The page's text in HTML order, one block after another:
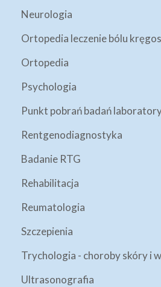
Neurologia
Ortopedia leczenie bólu
Ortopedia
Psychologia
Punkt pobrań badań
Rentgenodiagnostyka
Badanie RTG
Rehabilitacja
Reumatologia
Szczepienia
Trychologia - choroby skóry i
Ultrasonografia